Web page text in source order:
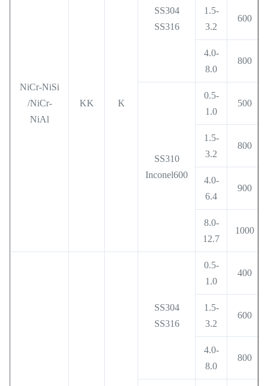
NiCr-NiSi
/NiCr-
NiAl
KK K
SS304
SS316
1.5-
3.2
600
4.0-
8.0
800
SS310
Inconel600
0.5-
1.0
500
1.5-
3.2
800
4.0-
6.4
900
8.0-
12.7
1000
SS304
SS316
0.5-
1.0
400
1.5-
3.2
600
4.0-
8.0
800